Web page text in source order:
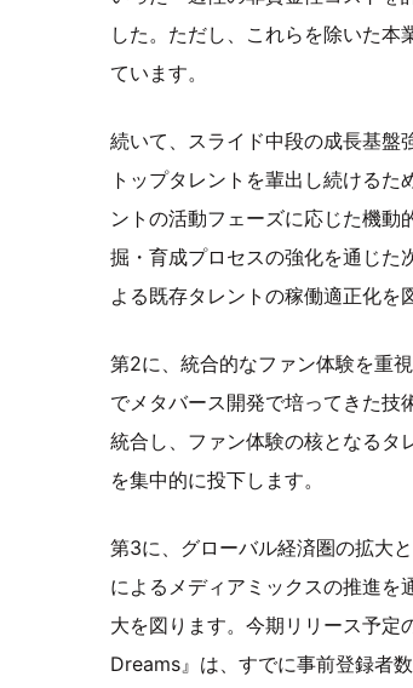
した。ただし、これらを除いた本
ています。
続いて、スライド中段の成長基盤
トップタレントを輩出し続ける
ントの活動フェーズに応じた機動
掘・育成プロセスの強化を通じた
よる既存タレントの稼働適正化を
第2に、統合的なファン体験を重
でメタバース開発で培ってきた技
統合し、ファン体験の核となるタ
を集中的に投下します。
第3に、グローバル経済圏の拡大
によるメディアミックスの推進を
大を図ります。今期リリース予
Dreams』は、すでに事前登録者